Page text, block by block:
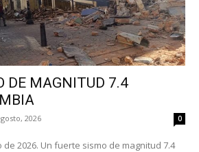
DE MAGNITUD 7.4
2026 0
de magnitud 7.4